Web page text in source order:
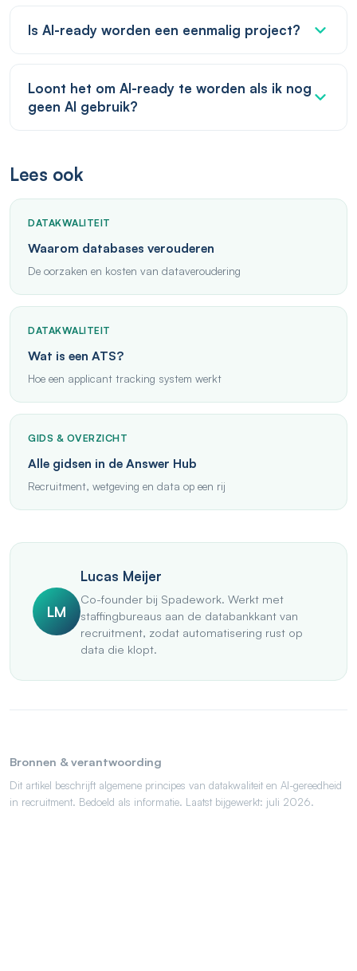
Is AI-ready worden een eenmalig project?
Loont het om AI-ready te worden als ik nog
geen AI gebruik?
Lees ook
DATAKWALITEIT
Waarom databases verouderen
De oorzaken en kosten van dataveroudering
DATAKWALITEIT
Wat is een ATS?
Hoe een applicant tracking system werkt
GIDS & OVERZICHT
Alle gidsen in de Answer Hub
Recruitment, wetgeving en data op een rij
LM
Lucas Meijer
Co-founder bij Spadework. Werkt met
staffingbureaus aan de databankkant van
recruitment, zodat automatisering rust op
data die klopt.
Bronnen & verantwoording
Dit artikel beschrijft algemene principes van datakwaliteit en AI-gereedheid
in recruitment. Bedoeld als informatie. Laatst bijgewerkt: juli 2026.